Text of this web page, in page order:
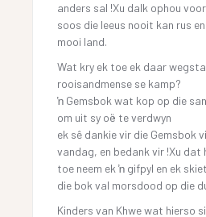
anders sal !Xu dalk ophou
soos die leeus nooit kan rus
mooi land.
Wat kry ek toe ek daar
rooisandmense se kamp?
ŉ Gemsbok wat kop op die
om uit sy oë te verdwyn
ek sê dankie vir die Gemsbok
vandag, en bedank vir !Xu dat
toe neem ek ŉ gifpyl en ek
die bok val morsdood op die
Kinders van Khwe wat hierso